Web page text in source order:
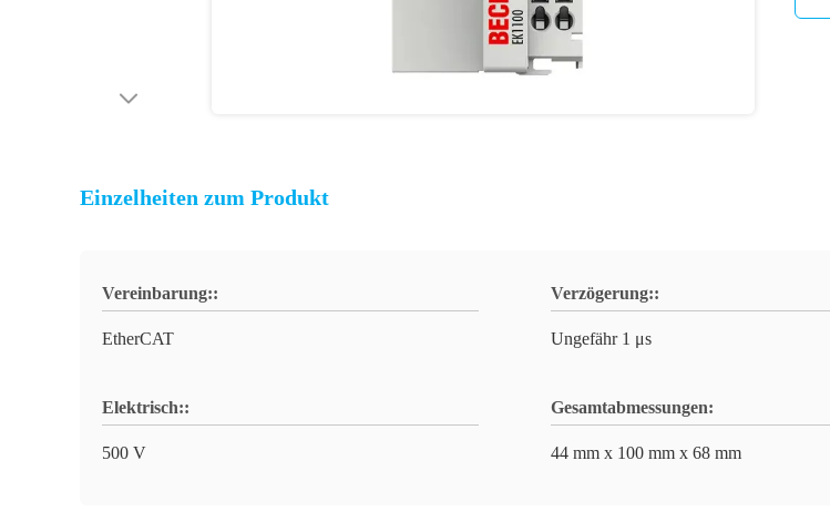
Einzelheiten zum Produkt
Vereinbarung::
EtherCAT
Verzögerung::
Ungefähr 1 μs
Elektrisch::
500 V
Gesamtabmessungen:
44 mm x 100 mm x 68 mm